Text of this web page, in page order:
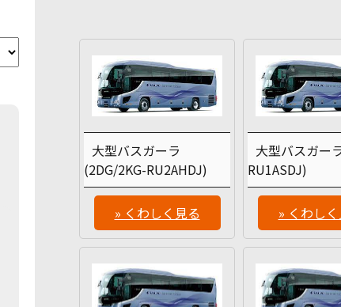
大型バスガーラ
(2DG/2KG-RU2AHDJ)
» くわしく見る
大型バスガー
RU1ASDJ)
» くわし